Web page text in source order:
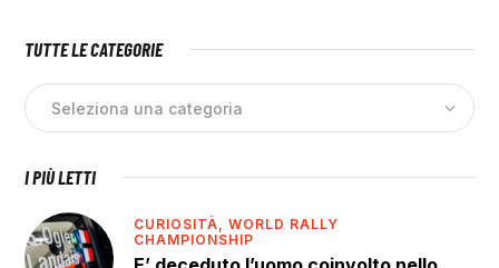
TUTTE LE CATEGORIE
I PIÙ LETTI
CURIOSITÀ,WORLD RALLY
CHAMPIONSHIP